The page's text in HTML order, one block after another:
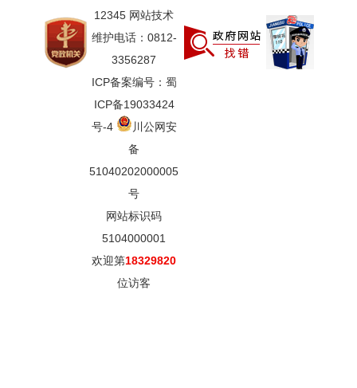
12345 网站技术
维护电话：0812-
3356287
ICP备案编号：蜀
ICP备19033424
号-4
川公网安
备
51040202000005
号
网站标识码
5104000001
欢迎第18329820
位访客